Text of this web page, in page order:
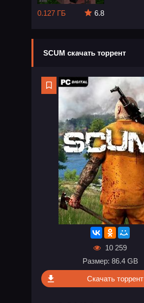
0.127 ГБ
6.8
SCUM скачать торрент
10 259
Размер: 86.4 GB
Скачать торрент